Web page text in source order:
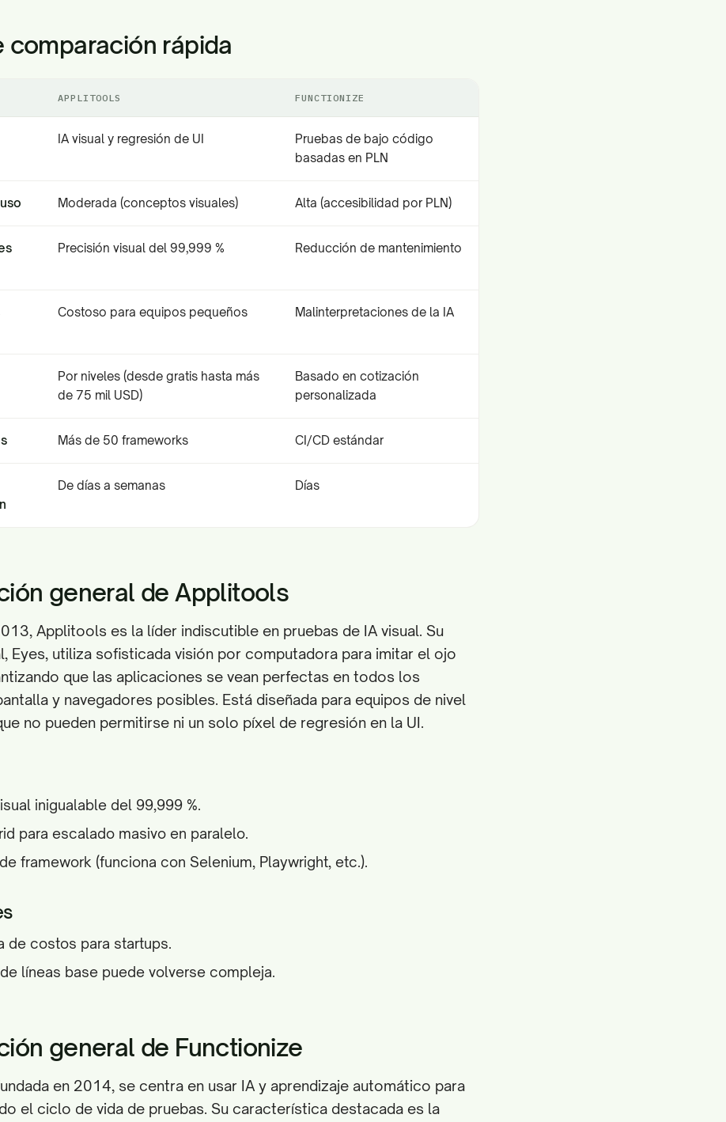
comparación rápida
APPLITOOLS FUNCTIONIZE
IA visual y regresión de UI
Pruebas de bajo código
basadas en PLN
Moderada (conceptos visuales) Alta (accesibilidad por PLN)
Precisión visual del 99,999 % Reducción de mantenimiento
Costoso para equipos pequeños Malinterpretaciones de la IA
Por niveles (desde gratis hasta más
de 75 mil USD)
Basado en cotización
personalizada
Más de 50 frameworks CI/CD estándar
De días a semanas Días
general de Applitools
Applitools es la líder indiscutible en pruebas de IA visual. Su
Eyes, utiliza sofisticada visión por computadora para imitar el ojo
que las aplicaciones se vean perfectas en todos los
y navegadores posibles. Está diseñada para equipos de nivel
no pueden permitirse ni un solo píxel de regresión en la UI.
inigualable del 99,999 %.
para escalado masivo en paralelo.
framework (funciona con Selenium, Playwright, etc.).
de costos para startups.
líneas base puede volverse compleja.
general de Functionize
en 2014, se centra en usar IA y aprendizaje automático para
el ciclo de vida de pruebas. Su característica destacada es la